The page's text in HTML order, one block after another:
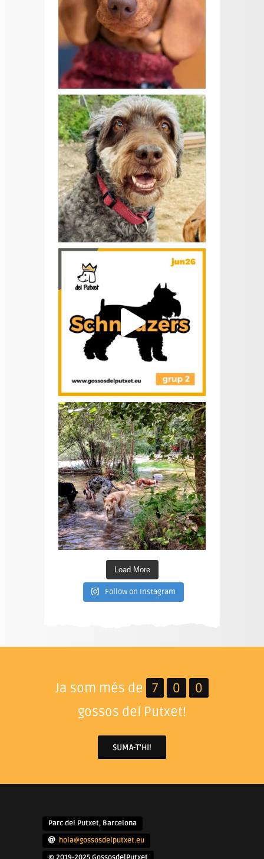
Load More
Follow on Instagram
Ja som més de 7 0
0
gossos del Putxet!
SUMA-T'HI!
Parc del Putxet, Barcelona
hola@gossosdelputxet.eu